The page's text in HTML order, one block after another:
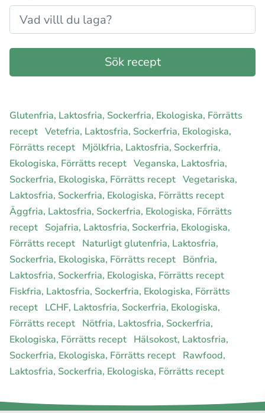
Glutenfria, Laktosfria, Sockerfria, Ekologiska, Förrätts
recept Vetefria, Laktosfria, Sockerfria, Ekologiska,
Förrätts recept Mjölkfria, Laktosfria, Sockerfria,
Ekologiska, Förrätts recept Veganska, Laktosfria,
Sockerfria, Ekologiska, Förrätts recept Vegetariska,
Laktosfria, Sockerfria, Ekologiska, Förrätts recept
Äggfria, Laktosfria, Sockerfria, Ekologiska, Förrätts
recept Sojafria, Laktosfria, Sockerfria, Ekologiska,
Förrätts recept Naturligt glutenfria, Laktosfria,
Sockerfria, Ekologiska, Förrätts recept Bönfria,
Laktosfria, Sockerfria, Ekologiska, Förrätts recept
Fiskfria, Laktosfria, Sockerfria, Ekologiska, Förrätts
recept LCHF, Laktosfria, Sockerfria, Ekologiska,
Förrätts recept Nötfria, Laktosfria, Sockerfria,
Ekologiska, Förrätts recept Hälsokost, Laktosfria,
Sockerfria, Ekologiska, Förrätts recept Rawfood,
Laktosfria, Sockerfria, Ekologiska, Förrätts recept